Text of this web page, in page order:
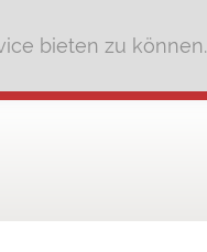
bieten zu können.